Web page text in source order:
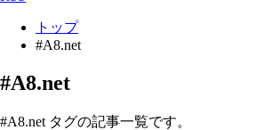
トップ
#A8.net
#A8.net
#A8.net タグの記事一覧です。